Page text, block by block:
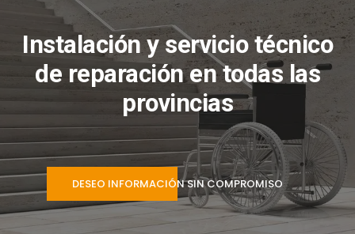
Instalación y servicio técnico
de reparación en todas las
provincias
DESEO INFORMACIÓN SIN COMPROMISO